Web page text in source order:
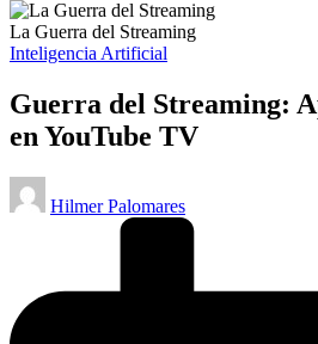
La Guerra del Streaming
Publicado
Inteligencia Artificial
Guerra del Streaming:
en YouTube TV
Publicado
por
Hilmer Palomares